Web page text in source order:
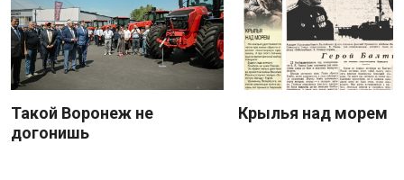
Такой Воронеж не
догонишь
Крылья над морем